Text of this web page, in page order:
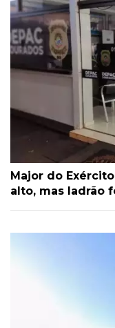
Major do
alto, mas ladrão